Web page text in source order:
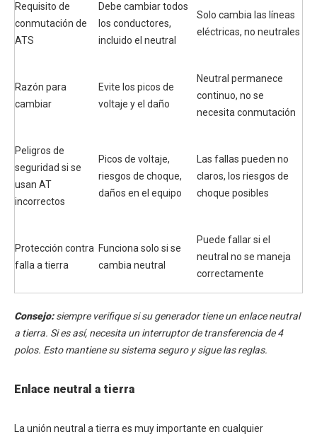
Requisito de
conmutación de
ATS
Debe cambiar todos
los conductores,
incluido el neutral
Solo cambia las líneas
eléctricas, no neutrales
Razón para
cambiar
Evite los picos de
voltaje y el daño
Neutral permanece
continuo, no se
necesita conmutación
Peligros de
seguridad si se
usan AT
incorrectos
Picos de voltaje,
riesgos de choque,
daños en el equipo
Las fallas pueden no
claros, los riesgos de
choque posibles
Protección contra
falla a tierra
Funciona solo si se
cambia neutral
Puede fallar si el
neutral no se maneja
correctamente
Consejo:siempre verifique si su generador tiene un enlace neutral
a tierra. Si es así, necesita un interruptor de transferencia de 4
polos. Esto mantiene su sistema seguro y sigue las reglas.
Enlace neutral a tierra
La unión neutral a tierra es muy importante en cualquier